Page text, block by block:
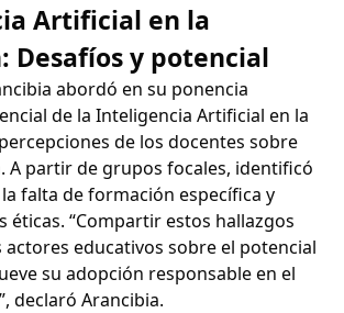
Artificial en la
Desafíos y potencial
abordó en su ponencia
de la Inteligencia Artificial en la
de los docentes sobre
A partir de grupos focales, identificó
falta de formación específica y
éticas. “Compartir estos hallazgos
actores educativos sobre el potencial
su adopción responsable en el
declaró Arancibia.